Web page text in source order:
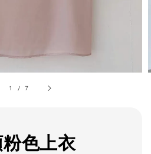
1 /7
色上衣